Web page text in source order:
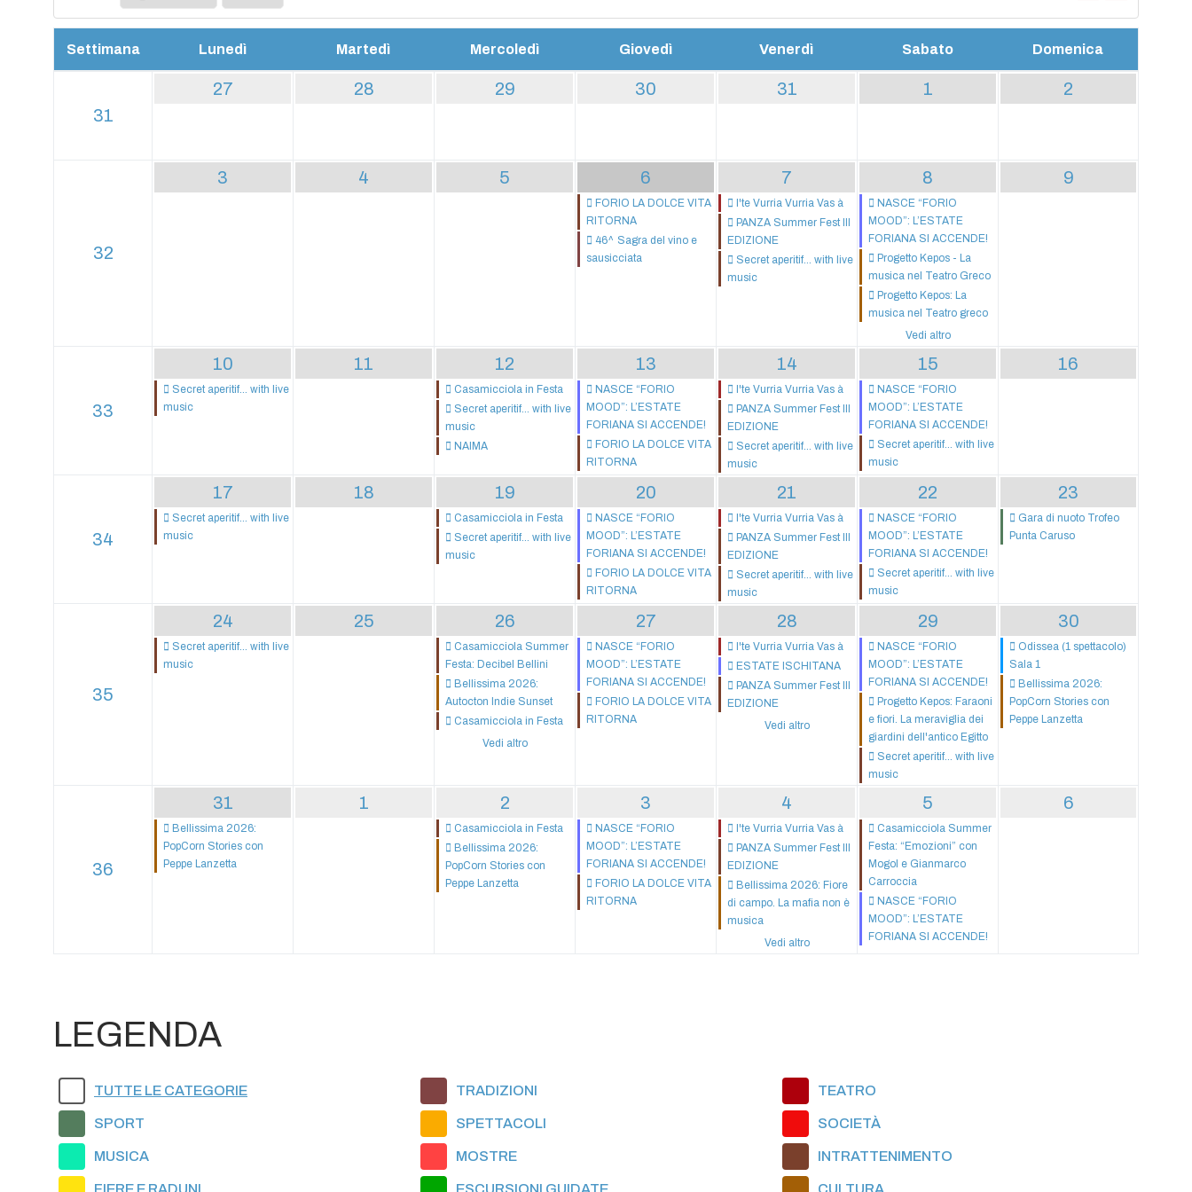
Settimana Lunedì Martedì Mercoledì Giovedì Venerdì Sabato Domenica
31
27 28 29 30 31 1 2
32
3 4 5 6
FORIO LA DOLCE VITA
RITORNA
46^ Sagra del vino e
sausicciata
7
I'te Vurria Vurria Vas à
PANZA Summer Fest III
EDIZIONE
Secret aperitif... with live
music
8
NASCE “FORIO
MOOD”: L’ESTATE
FORIANA SI ACCENDE!
Progetto Kepos - La
musica nel Teatro Greco
Progetto Kepos: La
musica nel Teatro greco
Vedi altro
9
33
10
Secret aperitif... with live
music
11 12
Casamicciola in Festa
Secret aperitif... with live
music
NAIMA
13
NASCE “FORIO
MOOD”: L’ESTATE
FORIANA SI ACCENDE!
FORIO LA DOLCE VITA
RITORNA
14
I'te Vurria Vurria Vas à
PANZA Summer Fest III
EDIZIONE
Secret aperitif... with live
music
15
NASCE “FORIO
MOOD”: L’ESTATE
FORIANA SI ACCENDE!
Secret aperitif... with live
music
16
34
17
Secret aperitif... with live
music
18 19
Casamicciola in Festa
Secret aperitif... with live
music
20
NASCE “FORIO
MOOD”: L’ESTATE
FORIANA SI ACCENDE!
FORIO LA DOLCE VITA
RITORNA
21
I'te Vurria Vurria Vas à
PANZA Summer Fest III
EDIZIONE
Secret aperitif... with live
music
22
NASCE “FORIO
MOOD”: L’ESTATE
FORIANA SI ACCENDE!
Secret aperitif... with live
music
23
Gara di nuoto Trofeo
Punta Caruso
35
24
Secret aperitif... with live
music
25 26
Casamicciola Summer
Festa: Decibel Bellini
Bellissima 2026:
Autocton Indie Sunset
Casamicciola in Festa
Vedi altro
27
NASCE “FORIO
MOOD”: L’ESTATE
FORIANA SI ACCENDE!
FORIO LA DOLCE VITA
RITORNA
28
I'te Vurria Vurria Vas à
ESTATE ISCHITANA
PANZA Summer Fest III
EDIZIONE
Vedi altro
29
NASCE “FORIO
MOOD”: L’ESTATE
FORIANA SI ACCENDE!
Progetto Kepos: Faraoni
e fiori. La meraviglia dei
giardini dell'antico Egitto
Secret aperitif... with live
music
30
Odissea (1 spettacolo)
Sala 1
Bellissima 2026:
PopCorn Stories con
Peppe Lanzetta
36
31
Bellissima 2026:
PopCorn Stories con
Peppe Lanzetta
1 2
Casamicciola in Festa
Bellissima 2026:
PopCorn Stories con
Peppe Lanzetta
3
NASCE “FORIO
MOOD”: L’ESTATE
FORIANA SI ACCENDE!
FORIO LA DOLCE VITA
RITORNA
4
I'te Vurria Vurria Vas à
PANZA Summer Fest III
EDIZIONE
Bellissima 2026: Fiore
di campo. La mafia non è
musica
Vedi altro
5
Casamicciola Summer
Festa: “Emozioni” con
Mogol e Gianmarco
Carroccia
NASCE “FORIO
MOOD”: L’ESTATE
FORIANA SI ACCENDE!
6
LEGENDA
TUTTE LE CATEGORIE TRADIZIONI TEATRO
SPORT SPETTACOLI SOCIETÀ
MUSICA MOSTRE INTRATTENIMENTO
FIERE E RADUNI ESCURSIONI GUIDATE CULTURA